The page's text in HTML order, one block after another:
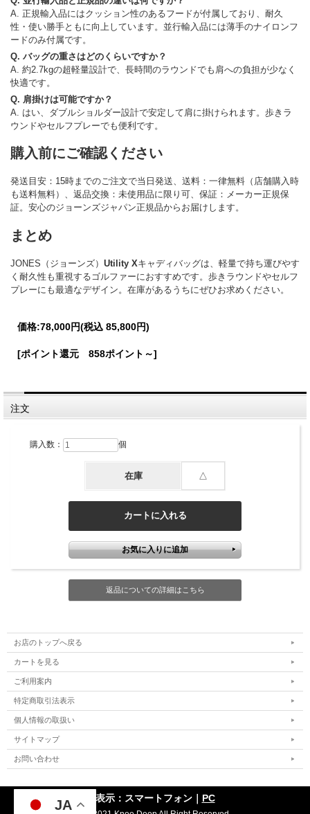
A. 正規輸入品にはクッション性のあるフードが付属しており、耐久
性・使い勝手ともに向上しています。並行輸入品には薄手のナイロンフ
ードのみ付属です。
Q. バッグの重さはどのくらいですか？
A. 約2.7kgの超軽量設計で、長時間のラウンドでも肩への負担が少なく
快適です。
Q. 肩掛けは可能ですか？
A. はい、ダブルショルダー設計で安定して肩に掛けられます。歩きラ
ウンドやセルフプレーでも便利です。
購入前にご確認ください
発送目安：15時までのご注文で当日発送、送料：一律無料（店舗購入時
も送料無料）、返品交換：未使用品に限り可、保証：メーカー正規保
証。安心のジョーンズジャパン正規品からお届けします。
まとめ
JONES（ジョーンズ） Utility Xキャディバッグは、軽量で持ち運びやす
く耐久性も重視するゴルファーにおすすめです。歩きラウンドやセルフ
プレーにも最適なデザイン。在庫があるうちにぜひお求めください。
価格:78,000円(税込 85,800円)
[ポイント還元 858ポイント～]
注文
購入数： 個
在庫 △
返品についての詳細はこちら
お店のトップへ戻る
カートを見る
ご利用案内
特定商取引法表示
個人情報の取扱い
サイトマップ
お問い合わせ
表示：スマートフォン｜ PC
JA
JA